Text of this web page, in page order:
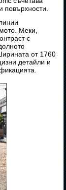
повърхности.
Меки,
с
от 1760
детайли и